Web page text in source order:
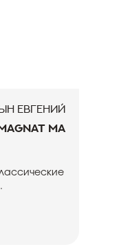
Евгений
MA